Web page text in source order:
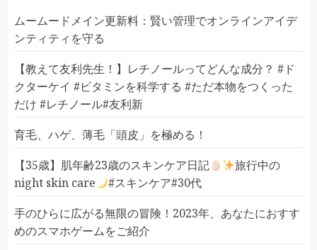
ムームードメイン更新料：賢い管理でオンラインアイデ
ンティティを守る
【教えて友利先生！】レチノールってどんな成分？ #ド
クターケイ #ビタミンを科学する #ただ本物をつくった
だけ #レチノール#友利新
育毛、ハゲ、薄毛「頭皮」を極める！
【35歳】肌年齢23歳のスキンケア日記
旅行中の
night skin care
#スキンケア#30代
手のひらに広がる無限の冒険！2023年、あなたにおすす
めのスマホゲームをご紹介